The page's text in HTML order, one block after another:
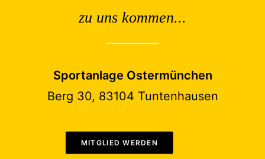
zu uns kommen...
Sportanlage Ostermünchen
Berg 30, 83104 Tuntenhausen
MITGLIED WERDEN